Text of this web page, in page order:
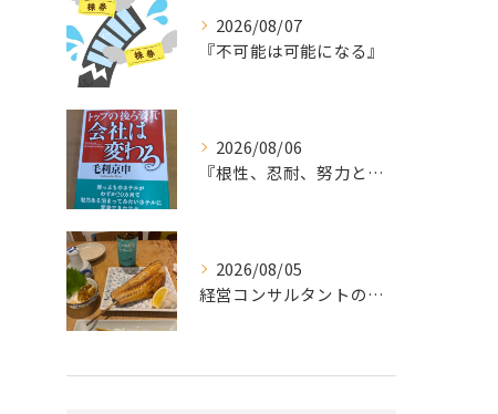
2026/08/07
『不可能は可能になる』
2026/08/06
『根性、忍耐、努力という言葉は死語なのか』
2026/08/05
経営コンサルタントのモーちゃん・毛利京申です。